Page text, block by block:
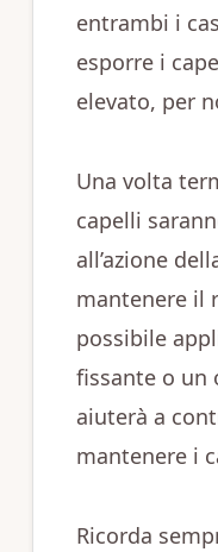
entrambi i
esporre i
elevato, per
Una volta
capelli
all’azione
mantenere il
possibile
fissante o un
aiuterà a
mantenere i
Ricorda